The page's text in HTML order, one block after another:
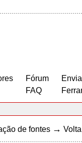
Fórum
FAQ
de fontes →